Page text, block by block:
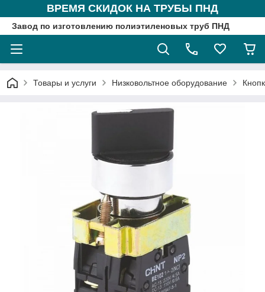
ВРЕМЯ СКИДОК НА ТРУБЫ ПНД
Завод по изготовлению полиэтиленовых труб ПНД
Товары и услуги Низковольтное оборудование